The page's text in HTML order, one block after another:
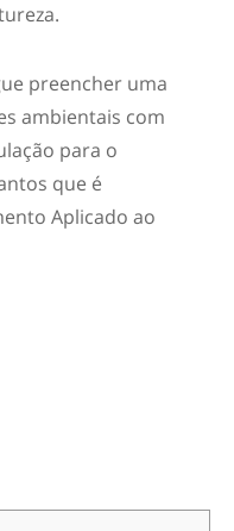
preencher uma
ambientais com
para o
que é
Aplicado ao